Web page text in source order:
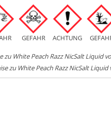
GEFAHR ACHTUNG
zu White Peach Razz NicSalt Liquid
zu White Peach Razz NicSalt Liquid